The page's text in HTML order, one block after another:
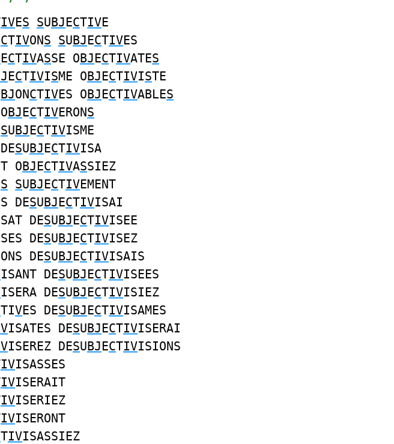
IVES SUBJECTIVE
CTIVONS SUBJECTIVES
ECTIVASSE OBJECTIVATES
ECTIVISME OBJECTIVISTE
BJONCTIVES OBJECTIVABLES
OBJECTIVERONS
SUBJECTIVISME
SUBJECTIVISA
OBJECTIVASSIEZ
S SUBJECTIVEMENT
DESUBJECTIVISAI
DESUBJECTIVISEE
DESUBJECTIVISEZ
DESUBJECTIVISAIS
ISANT DESUBJECTIVISEES
ISERA DESUBJECTIVISIEZ
TIVES DESUBJECTIVISAMES
ISATES DESUBJECTIVISERAI
ISEREZ DESUBJECTIVISIONS
IVISASSES
IVISERAIT
IVISERIEZ
IVISERONT
TIVISASSIEZ